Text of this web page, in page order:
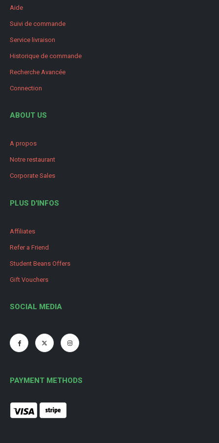
Aide
Suivi de commande
Service livraison
Historique de commande
Recherche Avancée
Connection
ABOUT US
A propos
Notre restaurant
Corporate Sales
PLUS D'INFOS
Affiliates
Refer a Friend
Student Beans Offers
Gift Vouchers
SOCIAL MEDIA
PAYMENT METHODS